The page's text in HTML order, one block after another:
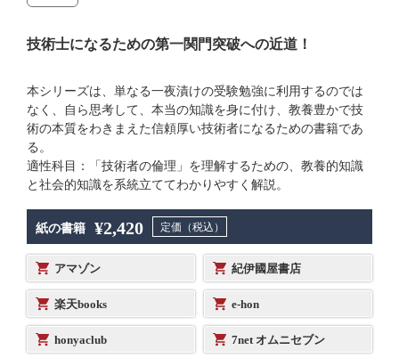
技術士になるための第一関門突破への近道！
本シリーズは、単なる一夜漬けの受験勉強に利用するのでは
なく、自ら思考して、本当の知識を身に付け、教養豊かで技
術の本質をわきまえた信頼厚い技術者になるための書籍であ
る。
適性科目：「技術者の倫理」を理解するための、教養的知識
と社会的知識を系統立ててわかりやすく解説。
紙の書籍 ¥2,420 定価（税込）
アマゾン 紀伊國屋書店
楽天books e-hon
honyaclub 7net オムニセブン